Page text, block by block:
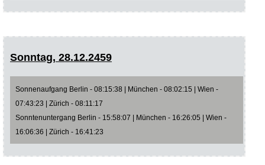
Sonntag, 28.12.2459
Sonnenaufgang Berlin - 08:15:38 | München - 08:02:15 | Wien -
07:43:23 | Zürich - 08:11:17
Sonntenuntergang Berlin - 15:58:07 | München - 16:26:05 | Wien -
16:06:36 | Zürich - 16:41:23